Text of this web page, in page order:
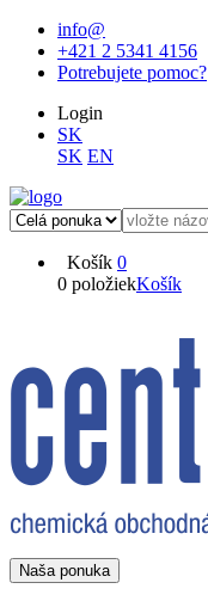
info@
+421 2 5341 4156
Potrebujete pomoc?
Login
SK
SK EN
Košík 0
0 položiekKošík
Naša ponuka